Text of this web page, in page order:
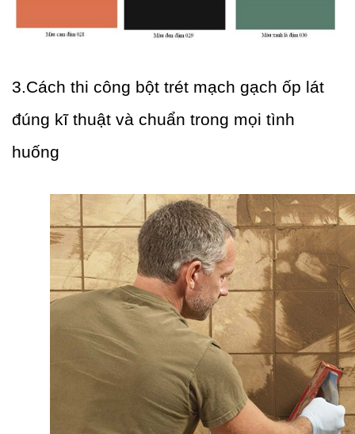
3.Cách thi công bột trét mạch gạch ốp lát
đúng kĩ thuật và chuẩn trong mọi tình
huống